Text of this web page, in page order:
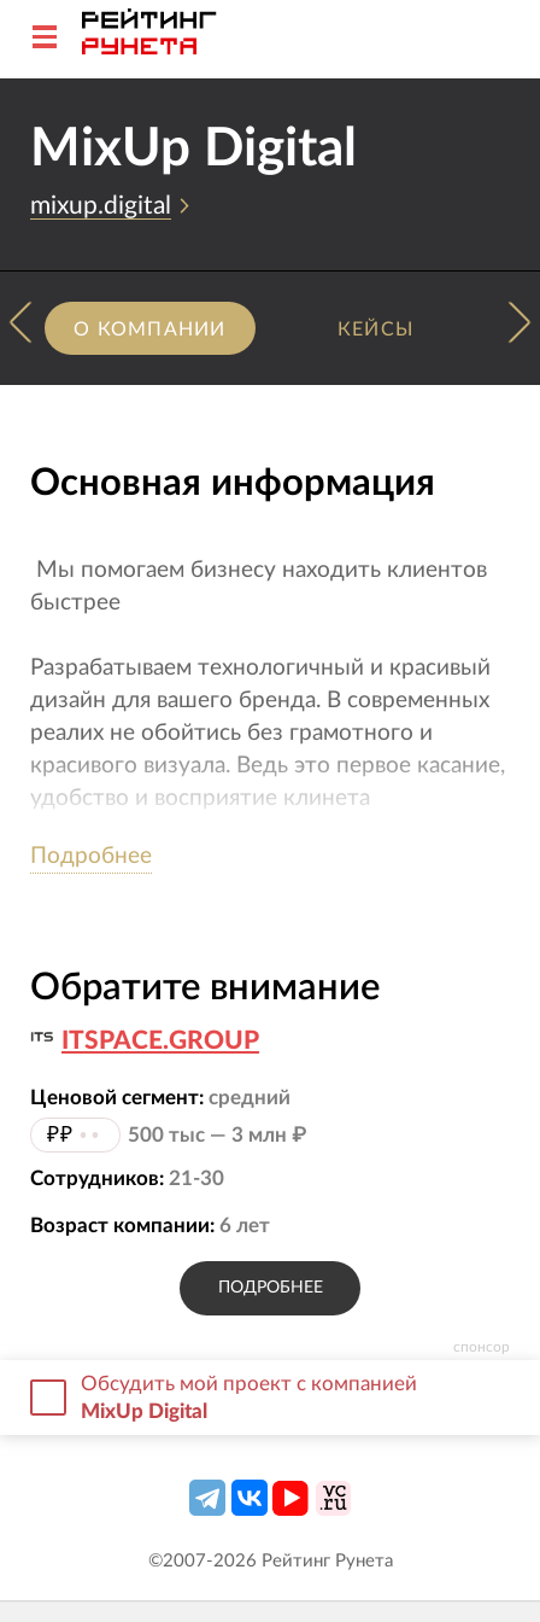
MixUp Digital
mixup.digital
О КОМПАНИИ КЕЙСЫ
Основная информация
Мы помогаем бизнесу находить клиентов
б­ыстрее
Разрабатываем технологичный и красивый
дизайн для вашего бренда. В современных
реалих не обойтись без грамотного и
красивого визуала. Ведь это первое касание,
удобство и восприятие клинета
Подробнее
спонсор
Обратите внимание
ITSPACE.GROUP
Ценовой сегмент: средний
₽₽ •• 500 тыс — 3 млн ₽
Сотрудников: 21-30
Возраст компании: 6 лет
ПОДРОБНЕЕ
Обсудить мой проект с компанией
MixUp Digital
©2007-2026 Рейтинг Рунета